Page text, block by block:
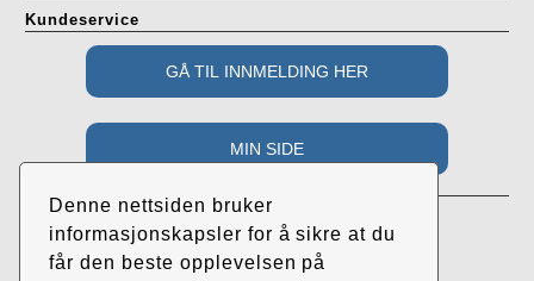
Denne nettsiden bruker
informasjonskapsler for å sikre at du
får den beste opplevelsen på
Kundeservice
c/o Roar Randeberg
Øvrehusvegen 38